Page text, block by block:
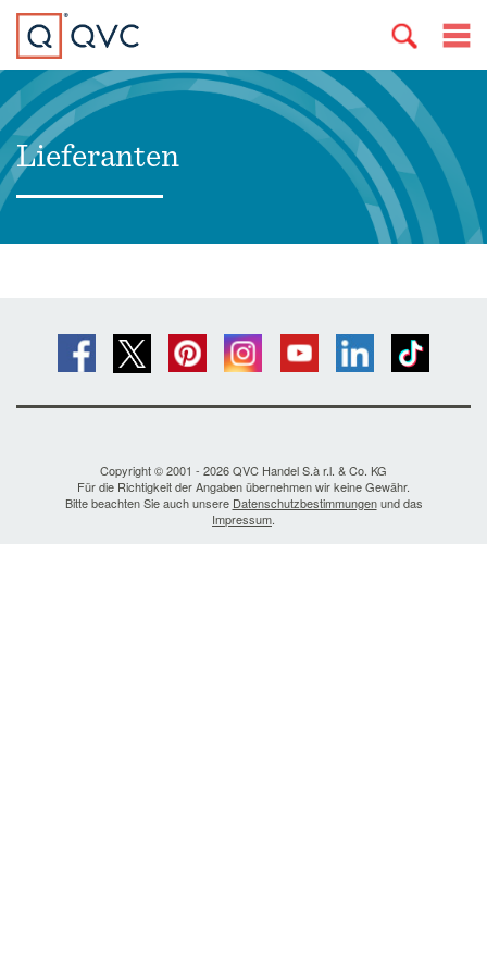
Lieferanten
Copyright © 2001 - 2026 QVC Handel S.à r.l. & Co. KG
Für die Richtigkeit der Angaben übernehmen wir keine Gewähr.
Bitte beachten Sie auch unsere Datenschutzbestimmungenund das
Impressum.